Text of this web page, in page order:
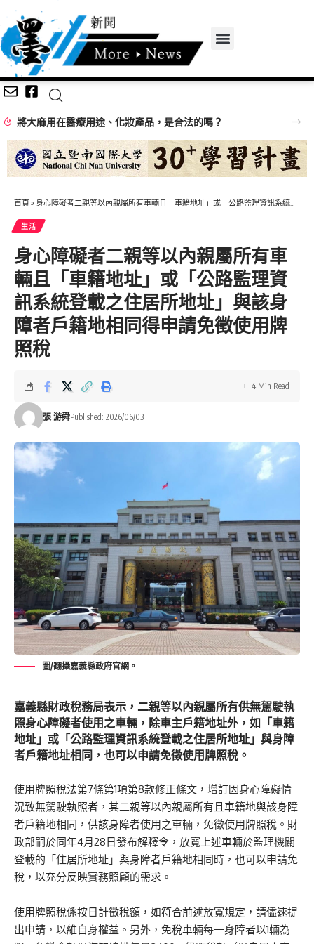
將大麻用在醫療用途、化妝產品，是合法的嗎？
首頁 » 身心障礙者二親等以內親屬所有車輛且「車籍地址」或「公路監理資訊系統登載之住居所地址」與該身障者戶籍地相同得申請免徵使用牌照稅
生活
身心障礙者二親等以內親屬所有車
輛且「車籍地址」或「公路監理資
訊系統登載之住居所地址」與該身
障者戶籍地相同得申請免徵使用牌
照稅
張 游舜Published: 2026/06/03
4 Min Read
圖/翻攝嘉義縣政府官網。
嘉義縣財政稅務局表示，二親等以內親屬所有供無駕駛執
照身心障礙者使用之車輛，除車主戶籍地址外，如「車籍
地址」或「公路監理資訊系統登載之住居所地址」與身障
者戶籍地址相同，也可以申請免徵使用牌照稅。
使用牌照稅法第7條第1項第8款修正條文，增訂因身心障礙情
況致無駕駛執照者，其二親等以內親屬所有且車籍地與該身障
者戶籍地相同，供該身障者使用之車輛，免徵使用牌照稅。財
政部嗣於同年4月28日發布解釋令，放寬上述車輛於監理機關
登載的「住居所地址」與身障者戶籍地相同時，也可以申請免
稅，以充分反映實務照顧的需求。
使用牌照稅係按日計徵稅額，如符合前述放寬規定，請儘速提
出申請，以維自身權益。另外，免稅車輛每一身障者以1輛為